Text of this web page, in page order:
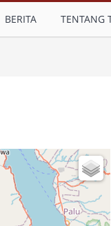
BERITA TENTANG